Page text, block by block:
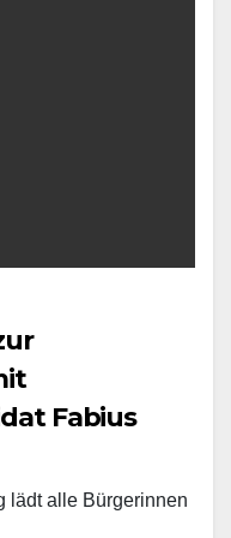
Fabius
lädt alle Bürgerinnen